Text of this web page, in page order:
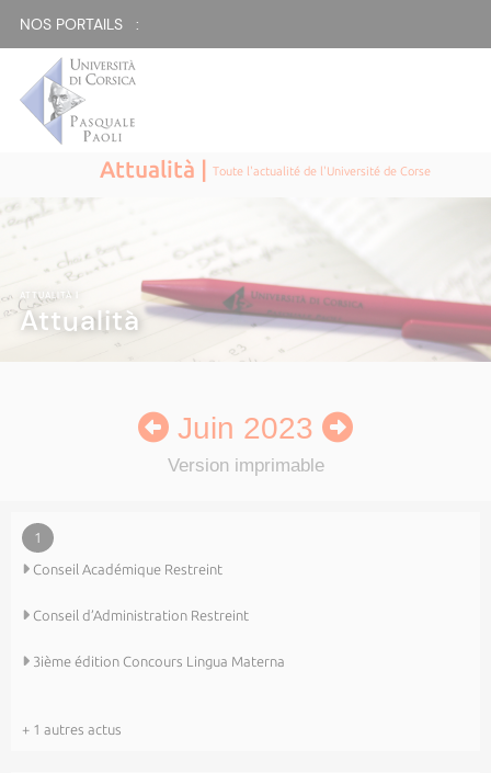
NOS PORTAILS :
Attualità |Toute l'actualité de l'Université de Corse
ATTUALITÀ
Attualità
Juin 2023
Version imprimable
1
Conseil Académique Restreint
Conseil d’Administration Restreint
3ième édition Concours Lingua Materna
+ 1 autres actus